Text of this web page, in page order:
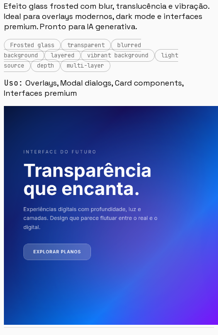
Efeito glass frosted com blur, translucência e vibração.
Ideal para overlays modernos, dark mode e interfaces
premium. Pronto para IA generativa.
Frosted glass transparent
blurred
background
layered vibrant background
light
source
depth multi-layer
Uso: Overlays, Modal dialogs, Card components,
Interfaces premium